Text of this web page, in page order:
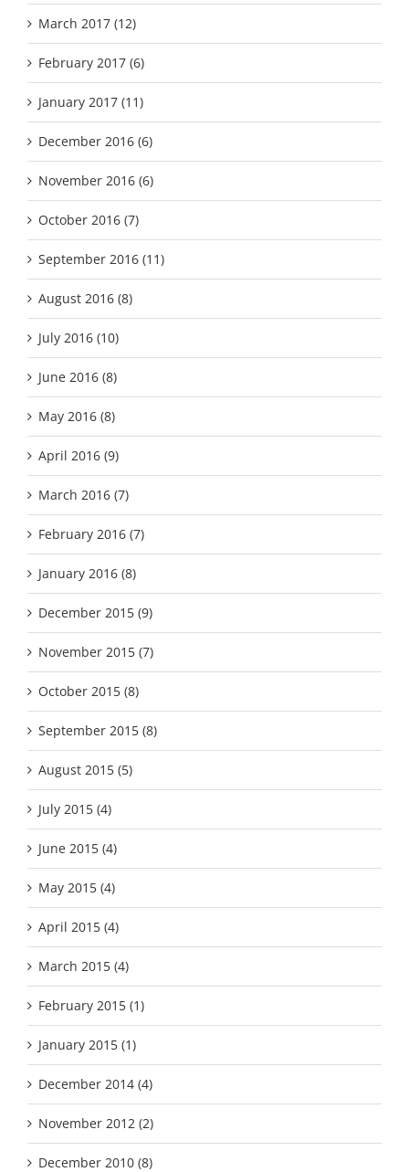
March 2017 (12)
February 2017 (6)
January 2017 (11)
December 2016 (6)
November 2016 (6)
October 2016 (7)
September 2016 (11)
August 2016 (8)
July 2016 (10)
June 2016 (8)
May 2016 (8)
April 2016 (9)
March 2016 (7)
February 2016 (7)
January 2016 (8)
December 2015 (9)
November 2015 (7)
October 2015 (8)
September 2015 (8)
August 2015 (5)
July 2015 (4)
June 2015 (4)
May 2015 (4)
April 2015 (4)
March 2015 (4)
February 2015 (1)
January 2015 (1)
December 2014 (4)
November 2012 (2)
December 2010 (8)